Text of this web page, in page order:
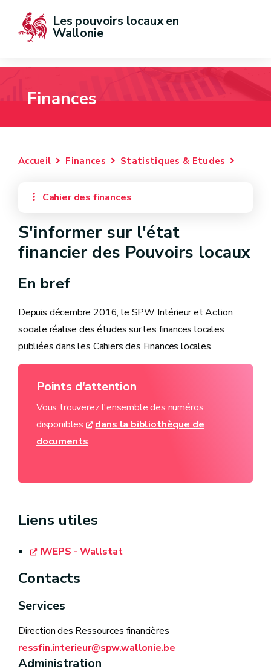
Les pouvoirs locaux en
Wallonie
Finances
Accueil Finances Statistiques & Etudes
Cahier des finances
S'informer sur l'état
financier des Pouvoirs locaux
En bref
Depuis décembre 2016, le SPW Intérieur et Action
sociale réalise des études sur les finances locales
publiées dans les Cahiers des Finances locales.
Points d'attention
Vous trouverez l'ensemble des numéros
disponibles
dans la bibliothèque de
documents.
Liens utiles
IWEPS - Wallstat
Contacts
Services
Direction des Ressources financières
ressfin.interieur@spw.wallonie.be
Administration